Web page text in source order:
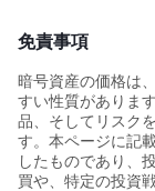
免責事項
暗号資産の価格は
すい性質がありま
品、そしてリスク
す。本ページに記
したものであり、
買や、特定の投資